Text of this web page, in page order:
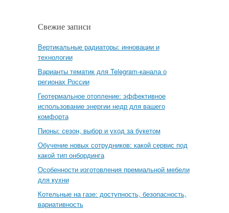
Свежие записи
Вертикальные радиаторы: инновации и
технологии
Варианты тематик для Telegram-канала о
регионах России
Геотермальное отопление: эффективное
использование энергии недр для вашего
комфорта
Пионы: сезон, выбор и уход за букетом
Обучение новых сотрудников: какой сервис под
какой тип онбординга
Особенности изготовления премиальной мебели
для кухни
Котельные на газе: доступность, безопасность,
вариативность